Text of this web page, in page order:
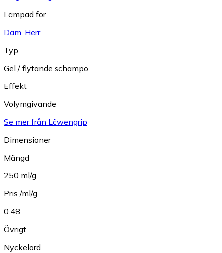
Lämpad för
Dam, Herr
Typ
Gel / flytande schampo
Effekt
Volymgivande
Se mer från Löwengrip
Dimensioner
Mängd
250 ml/g
Pris /ml/g
0.48
Övrigt
Nyckelord